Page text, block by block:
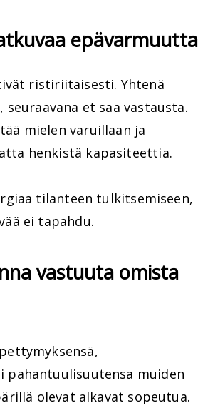
epävarmuutta
ristiriitaisesti. Yhtenä
et saa vastausta.
mielen varuillaan ja
henkistä kapasiteettia.
tilanteen tulkitsemiseen,
ei tapahdu.
vastuuta omista
pahantuulisuutensa muiden
olevat alkavat sopeutua.